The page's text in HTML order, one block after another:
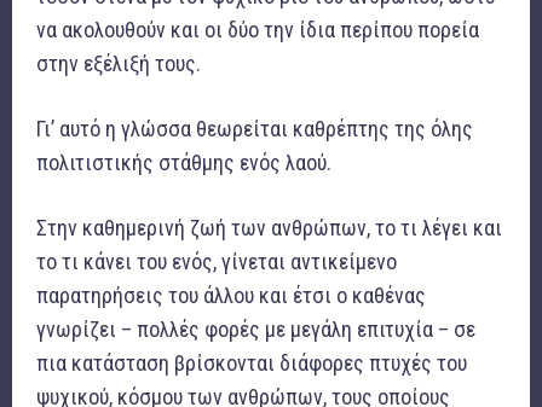
να ακολουθούν και οι δύο την ίδια περίπου πορεία
στην εξέλιξή τους.
Γι’ αυτό η γλώσσα θεωρείται καθρέπτης της όλης
πολιτιστικής στάθμης ενός λαού.
Στην καθημερινή ζωή των ανθρώπων, το τι λέγει και
το τι κάνει του ενός, γίνεται αντικείμενο
παρατηρήσεις του άλλου και έτσι ο καθένας
γνωρίζει – πολλές φορές με μεγάλη επιτυχία – σε
πια κατάσταση βρίσκονται διάφορες πτυχές του
ψυχικού, κόσμου των ανθρώπων, τους οποίους